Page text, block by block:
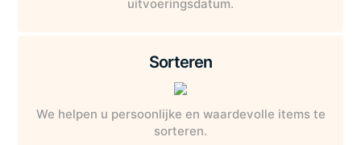
uitvoeringsdatum.
Sorteren
We helpen u persoonlijke en waardevolle items te
sorteren.